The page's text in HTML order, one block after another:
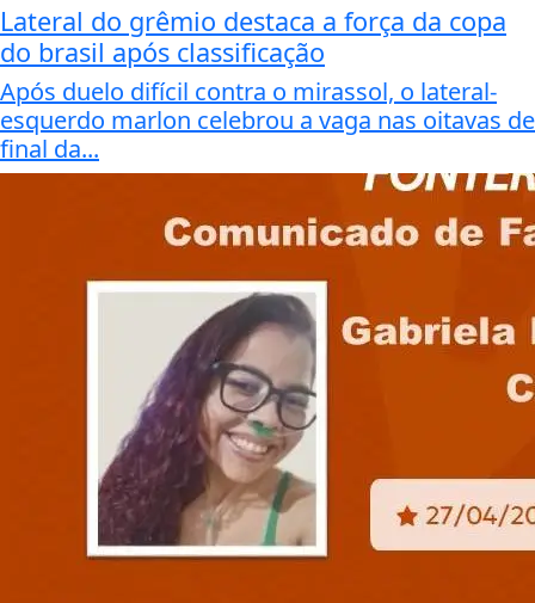
Lateral do grêmio destaca a força da copa
do brasil após classificação
Após duelo difícil contra o mirassol, o lateral-
esquerdo marlon celebrou a vaga nas oitavas de
final da...